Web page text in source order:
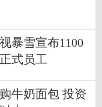
暴雪宣布1100
式员工
牛奶面包 投资